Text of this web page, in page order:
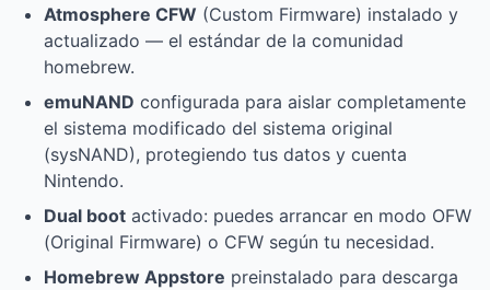
Atmosphere CFW (Custom Firmware) instalado y
actualizado — el estándar de la comunidad
homebrew.
emuNAND configurada para aislar completamente
el sistema modificado del sistema original
(sysNAND), protegiendo tus datos y cuenta
Nintendo.
Dual boot activado: puedes arrancar en modo OFW
(Original Firmware) o CFW según tu necesidad.
Homebrew Appstore preinstalado para descarga